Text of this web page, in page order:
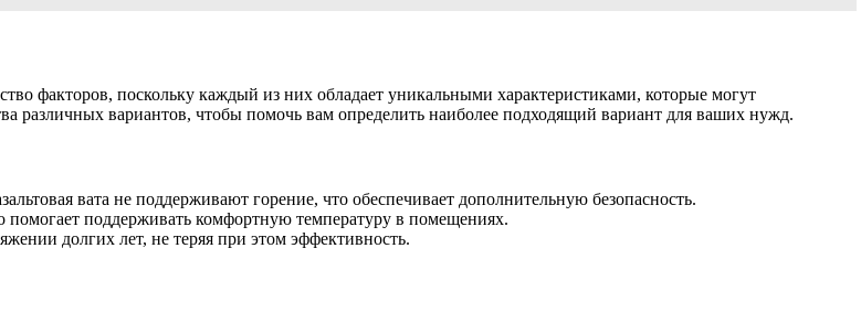
факторов, поскольку каждый из них обладает уникальными характеристиками, которые могут
различных вариантов, чтобы помочь вам определить наиболее подходящий вариант для ваших нужд.
вата не поддерживают горение, что обеспечивает дополнительную безопасность.
поддерживать комфортную температуру в помещениях.
долгих лет, не теряя при этом эффективность.